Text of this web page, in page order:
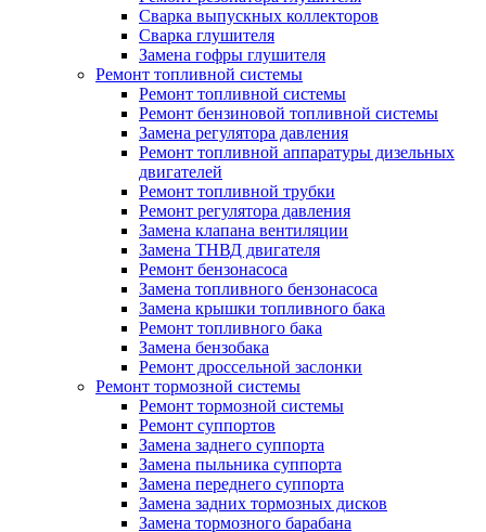
Сварка выпускных коллекторов
Сварка глушителя
Замена гофры глушителя
Ремонт топливной системы
Ремонт топливной системы
Ремонт бензиновой топливной системы
Замена регулятора давления
Ремонт топливной аппаратуры дизельных
двигателей
Ремонт топливной трубки
Ремонт регулятора давления
Замена клапана вентиляции
Замена ТНВД двигателя
Ремонт бензонасоса
Замена топливного бензонасоса
Замена крышки топливного бака
Ремонт топливного бака
Замена бензобака
Ремонт дроссельной заслонки
Ремонт тормозной системы
Ремонт тормозной системы
Ремонт суппортов
Замена заднего суппорта
Замена пыльника суппорта
Замена переднего суппорта
Замена задних тормозных дисков
Замена тормозного барабана